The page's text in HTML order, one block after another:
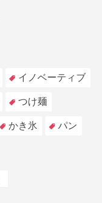
イノベーティブ
つけ麺
かき氷 パン